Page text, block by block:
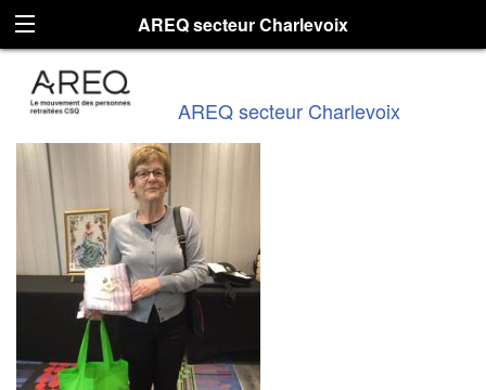
AREQ secteur Charlevoix
AREQ secteur Charlevoix